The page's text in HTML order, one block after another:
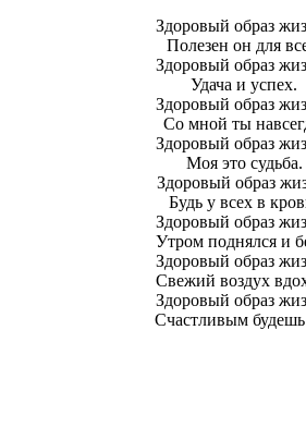
Здоровый образ
Полезен он для
Здоровый образ
Удача и успех.
Здоровый образ
Со мной ты
Здоровый образ
Моя это судьба.
Здоровый образ
Будь у всех в
Здоровый образ
Утром поднялся и
Здоровый образ
Свежий воздух
Здоровый образ
Счастливым